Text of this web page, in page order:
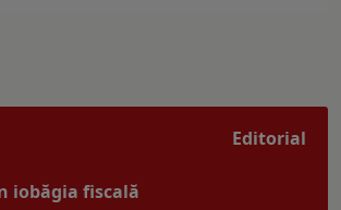
Editorial
iobăgia fiscală